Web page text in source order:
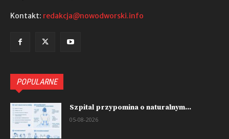
Kontakt: redakcja@nowodworski.info
POPULARNE
Szpital przypomina o naturalnym...
05-08-2026